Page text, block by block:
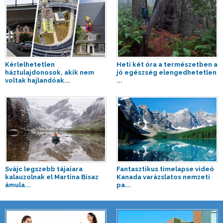
Kérlelhetetlen
háztulajdonosok, akik nem
voltak hajlandóak...
Heti két óra a természetben a
jó egészség elengedhetetlen
...
Svájc legszebb tájaiara
kalauzolnak el Martina Bisaz
ámula...
Fantasztikus timelapse videó
Kanada varázslatos nemzeti
pa...